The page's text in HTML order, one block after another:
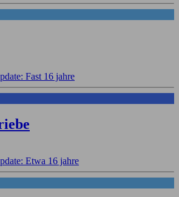
Fast 16 jahre
Etwa 16 jahre